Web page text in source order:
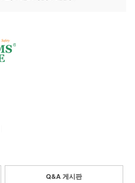
Q&A 게시판